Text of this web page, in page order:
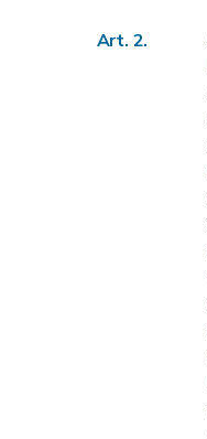
Art. 2.